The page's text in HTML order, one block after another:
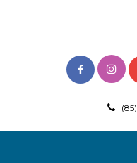
(85)